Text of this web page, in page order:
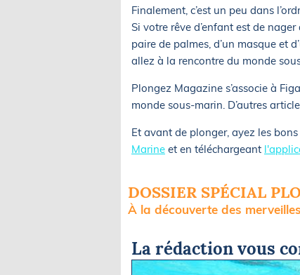
Finalement, c’est un peu dans
Si votre rêve d’enfant est de
paire de palmes, d’un masque et
allez à la rencontre du monde
Plongez Magazine s’associe à
monde sous-marin. D’autres
Et avant de plonger, ayez les
Marine et en téléchargeant
DOSSIER SPÉCIAL
À la découverte des
La rédaction vous